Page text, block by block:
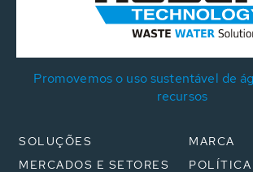
Promovemos o uso sustentável de
recursos
SOLUÇÕES
MERCADOS E SETORES
MARCA
POLÍTICA